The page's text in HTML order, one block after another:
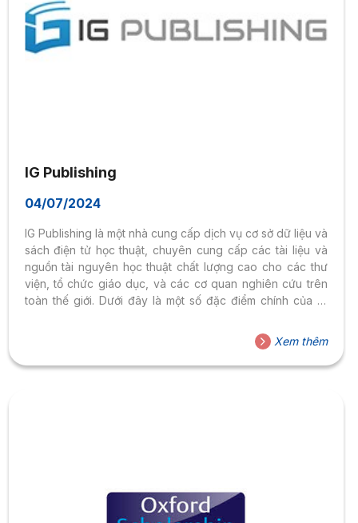
IG Publishing
04/07/2024
IG Publishing là một nhà cung cấp dịch vụ cơ sở dữ liệu và
sách điện tử học thuật, chuyên cung cấp các tài liệu và
nguồn tài nguyên học thuật chất lượng cao cho các thư
viện, tổ chức giáo dục, và các cơ quan nghiên cứu trên
toàn thế giới. Dưới đây là một số đặc điểm chính của IG
Xem thêm